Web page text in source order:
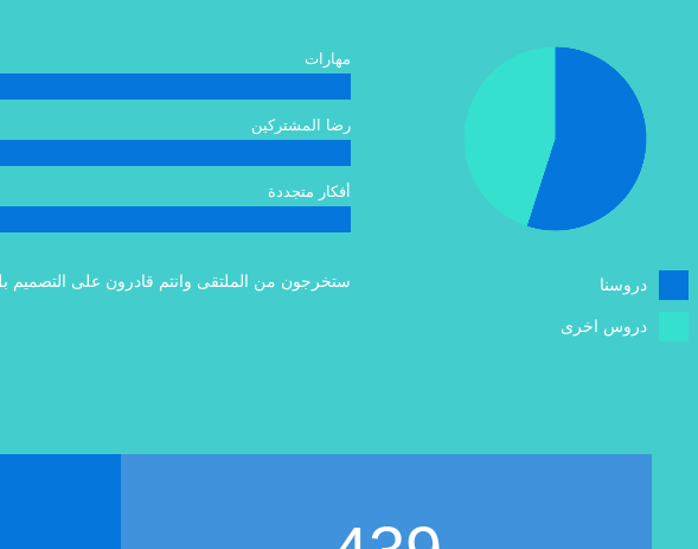
دروسنا
دروس اخرى
مهارات
رضا المشتركين
أفكار متجددة
ستخرجون من الملتقى وانتم قادرون على